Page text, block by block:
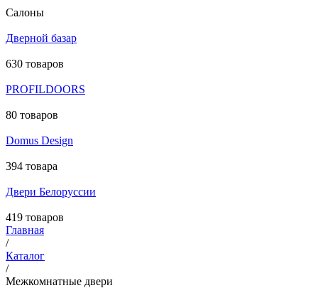
Салоны
Дверной базар
630 товаров
PROFILDOORS
80 товаров
Domus Design
394 товара
Двери Белоруссии
419 товаров
Главная
/
Каталог
/
Межкомнатные двери